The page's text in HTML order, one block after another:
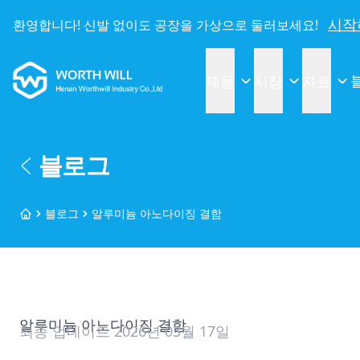
환영합니다! 신발 없이도 공장을 가상으로 둘러보세요! 시작
Worthwill
블로그
홈 블로그 알루미늄 아노다이징 결함
알루미늄 아노다이징 결함
최종 업데이트2026년 03월 17일